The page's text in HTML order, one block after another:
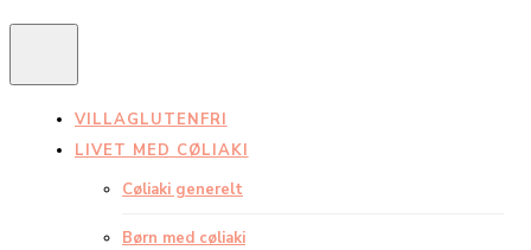
VILLAGLUTENFRI
LIVET MED CØLIAKI
Cøliaki generelt
Børn med cøliaki